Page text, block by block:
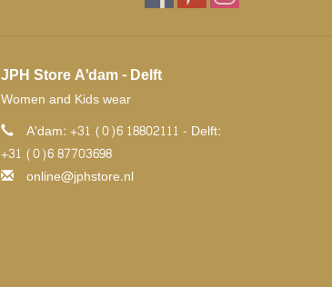
JPH Store A'dam - Delft
Women and Kids wear
A'dam: +31 (0)6 18802111 - Delft:
+31 (0)6 87703698
online@jphstore.nl